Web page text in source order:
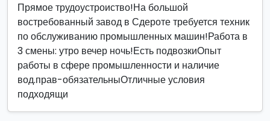
Прямое трудоустроиство!На большой
востребованный завод в Сдероте требуется техник
по обслуживанию промышленных машин!Работа в
3 смены: утро вечер ночь!Есть подвозкиОпыт
работы в сфере промышленности и наличие
вод.прав-обязательныОтличные условия
подходящи